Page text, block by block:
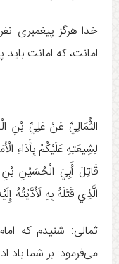
خدا هرگز پیغمبری
امانت، که امانت
الثُّمَالِيِّ عَنْ عَلِيِّ بْنِ
لِشِيعَتِهِ عَلَيْكُمْ بِأَدَاءِ
قَاتِلَ أَبِيَ الْحُسَيْنِ بْنِ
الَّذِي قَتَلَهُ بِهِ لَأَدَّيْتُهُ إِلَيْهِ‏.
ثمالی: شنیدم که
می‌فرمود: بر شما